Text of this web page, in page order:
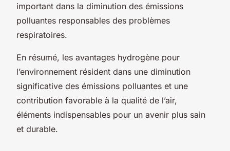
important dans la diminution des émissions
polluantes responsables des problèmes
respiratoires.
En résumé, les avantages hydrogène pour
l’environnement résident dans une diminution
significative des émissions polluantes et une
contribution favorable à la qualité de l’air,
éléments indispensables pour un avenir plus sain
et durable.